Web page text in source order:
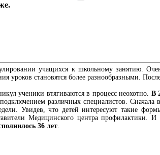
учащихся к школьному занятию.
становятся более разнообразными.
ученики втягиваются в процесс неохотно. В
различных специалистов. Сначала
Увидев, что детей интересуют такие
Медицинского центра профилактики. И
36 лет.